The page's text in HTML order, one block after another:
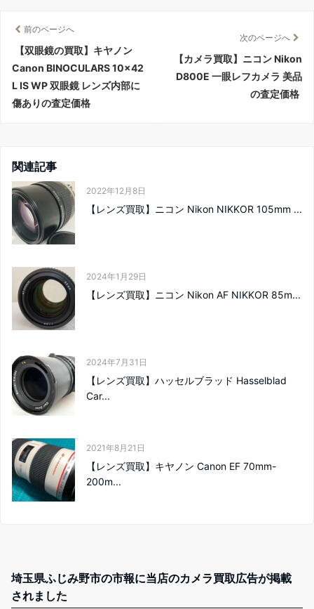
前のページへ
【双眼鏡の買取】キヤノン
Canon BINOCULARS 10×42
L IS WP 双眼鏡 レンズ内部に
傷ありの査定価格
次のページへ
【カメラ買取】ニコン Nikon
D800E 一眼レフカメラ 美品
の査定価格
関連記事
2022年12月8日
【レンズ買取】ニコン Nikon NIKKOR 105mm ...
2024年1月29日
【レンズ買取】ニコン Nikon AF NIKKOR 85m...
2024年7月31日
【レンズ買取】ハッセルブラッド Hasselblad
Car...
2021年8月21日
【レンズ買取】キヤノン Canon EF 70mm-
200m...
埼玉県ふじみ野市の市報に当店のカメラ買取広告が掲載
されました